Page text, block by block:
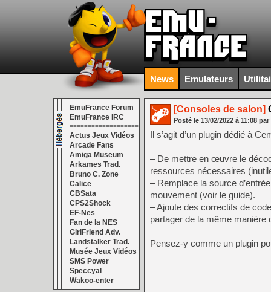
News Emulateurs
EmuFrance Forum
EmuFrance IRC
===================
Actus Jeux Vidéos
Arcade Fans
Amiga Museum
Arkames Trad.
Bruno C. Zone
Calice
CBSata
CPS2Shock
EF-Nes
Fan de la NES
GirlFriend Adv.
Landstalker Trad.
Musée Jeux Vidéos
SMS Power
Speccyal
Wakoo-enter
[Consoles de salon]
Posté le 13/02/2022 à 11:08 par
Il s’agit d’un plugin dédié à
– De mettre en œuvre le
ressources nécessaires
– Remplace la source
mouvement (voir le guide).
– Ajoute des correctifs de
partager de la même manière
Pensez-y comme un plugin